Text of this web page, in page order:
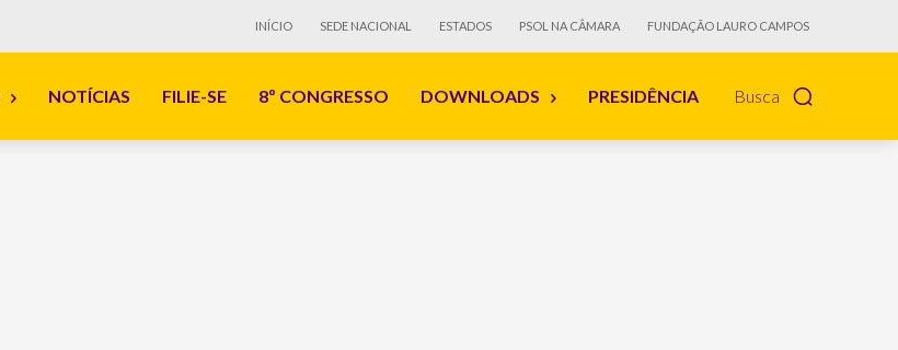
INÍCIO SEDE NACIONAL ESTADOS PSOL NA CÂMARA FUNDAÇÃO LAURO CAMPOS
Busca
NOTÍCIAS FILIE-SE 8º CONGRESSO DOWNLOADS PRESIDÊNCIA